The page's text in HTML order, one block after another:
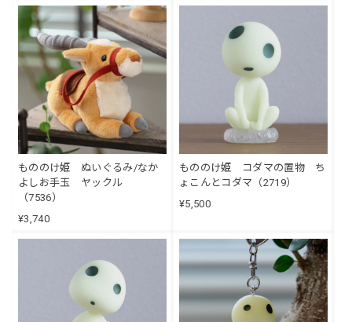
もののけ姫 ぬいぐるみ/なか
よしお手玉 ヤックル
（7536）
¥3,740
もののけ姫 コダマの置物 ち
ょこんとコダマ（2719）
¥5,500